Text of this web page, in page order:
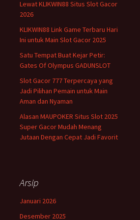
Lewat KLIKWIN88 Situs Slot Gacor
2026
KLIKWIN88 Link Game Terbaru Hari
Ini untuk Main Slot Gacor 2025
Satu Tempat Buat Kejar Petir:
Gates Of Olympus GADUNSLOT
Slot Gacor 777 Terpercaya yang
Jadi Pilihan Pemain untuk Main
Aman dan Nyaman
Alasan MAUPOKER Situs Slot 2025
Super Gacor Mudah Menang
Jutaan Dengan Cepat Jadi Favorit
Arsip
Januari 2026
Desember 2025